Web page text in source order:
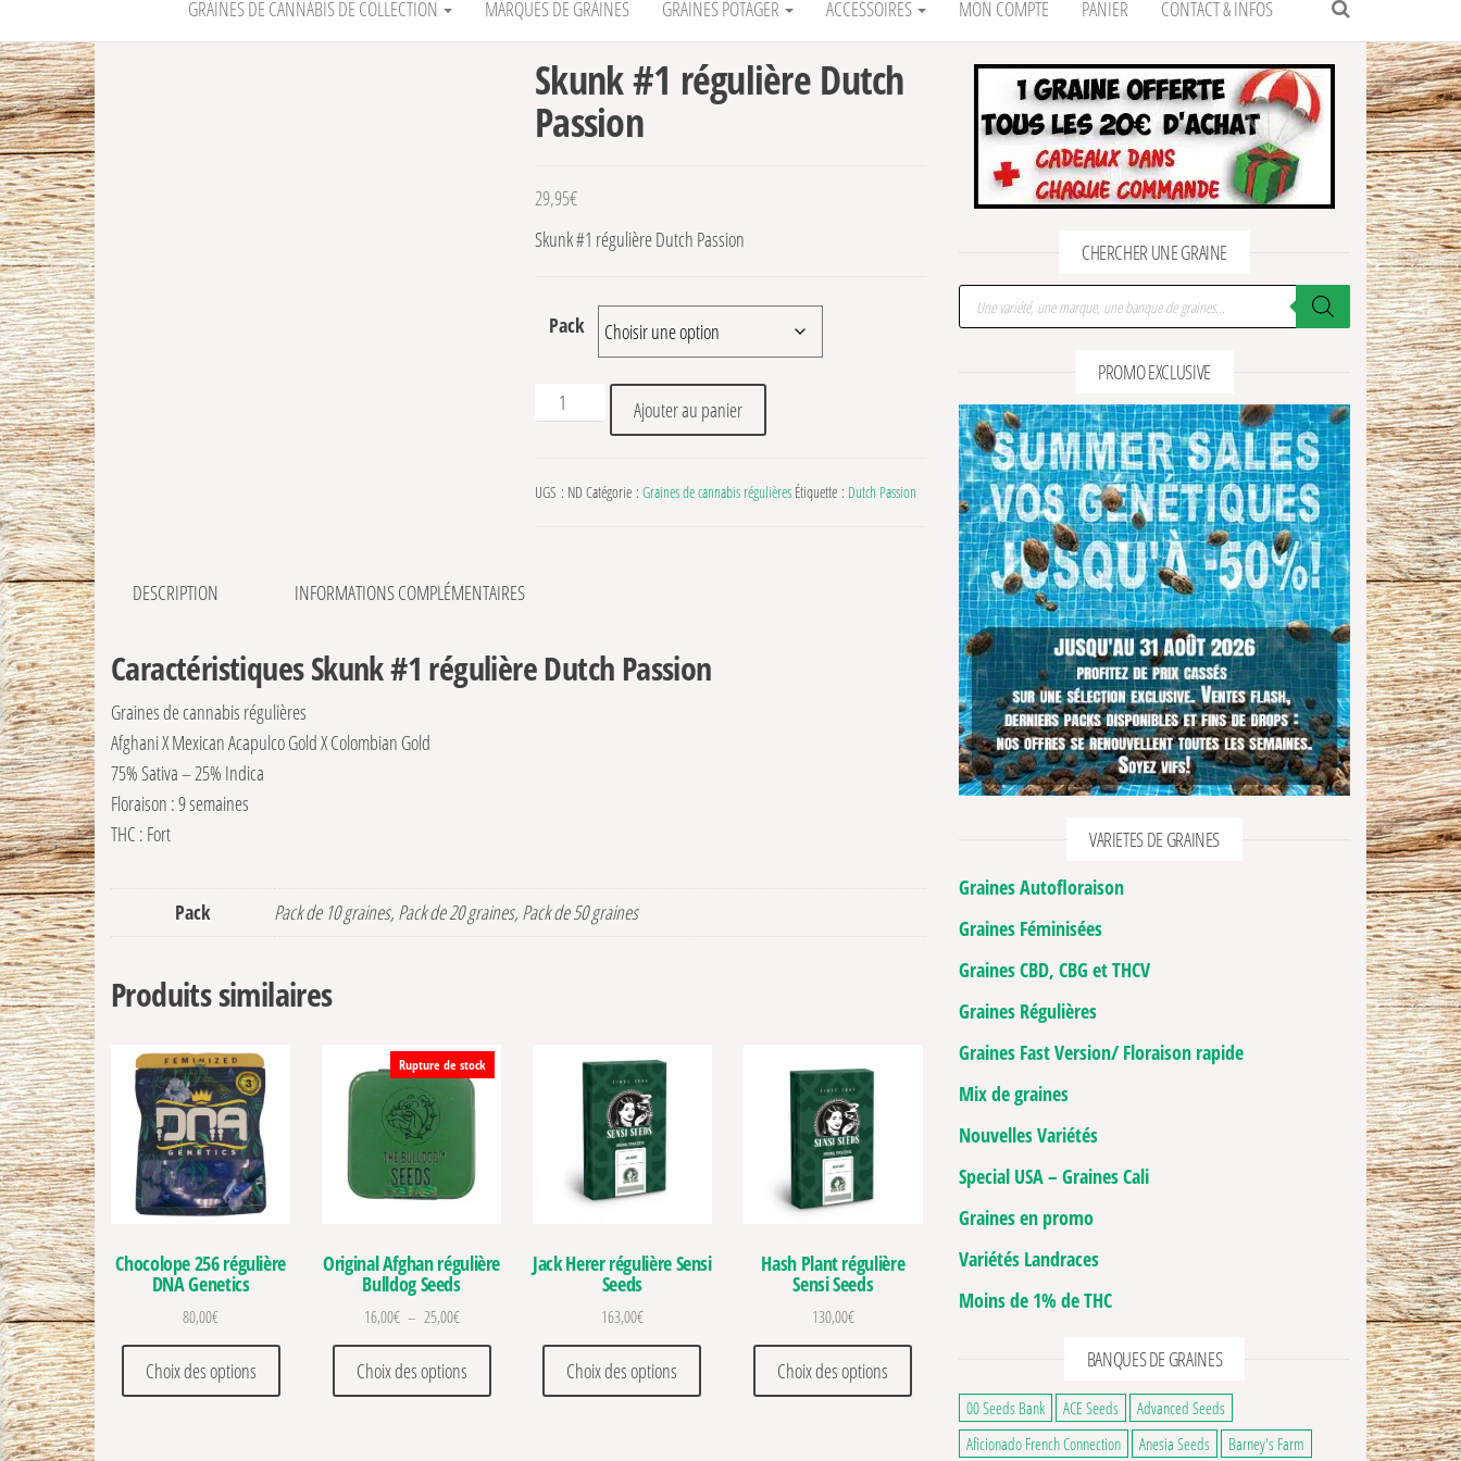
GRAINES DE CANNABIS DE COLLECTION MARQUES DE GRAINES GRAINES POTAGER ACCESSOIRES MON COMPTE PANIER CONTACT & INFOS
Skunk #1 régulière Dutch
Passion
29,95€
Skunk #1 régulière Dutch Passion
Pack
quantité de Skunk #1 régulière Dutch Passion
Ajouter au panier
UGS : ND Catégorie : Graines de cannabis régulières Étiquette : Dutch Passion
DESCRIPTION INFORMATIONS COMPLÉMENTAIRES
Caractéristiques Skunk #1 régulière Dutch Passion
Graines de cannabis régulières
Afghani X Mexican Acapulco Gold X Colombian Gold
75% Sativa – 25% Indica
Floraison : 9 semaines
THC : Fort
Pack Pack de 10 graines, Pack de 20 graines, Pack de 50 graines
Produits similaires
Chocolope 256 régulière
DNA Genetics
80,00€
Choix des options
Ce produit a plusieurs variations. Les options peuvent être choisies sur la page du produit
Rupture de stock
Original Afghan régulière
Bulldog Seeds
16,00€ – 25,00€Plage de prix : 16,00€ à 25,00€
Choix des options
Ce produit a plusieurs variations. Les options peuvent être choisies sur la page du produit
Jack Herer régulière Sensi
Seeds
163,00€
Choix des options
Ce produit a plusieurs variations. Les options peuvent être choisies sur la page du produit
Hash Plant régulière
Sensi Seeds
130,00€
Choix des options
Ce produit a plusieurs variations. Les options peuvent être choisies sur la page du
CHERCHER UNE GRAINE
Recherche de produits
PROMO EXCLUSIVE
VARIETES DE GRAINES
Graines Autofloraison
Graines Féminisées
Graines CBD, CBG et THCV
Graines Régulières
Graines Fast Version/ Floraison rapide
Mix de graines
Nouvelles Variétés
Special USA – Graines Cali
Graines en promo
Variétés Landraces
Moins de 1% de THC
BANQUES DE GRAINES
00 Seeds Bank ACE Seeds
Advanced Seeds
Aficionado French Connection
Anesia Seeds
Barney's Farm